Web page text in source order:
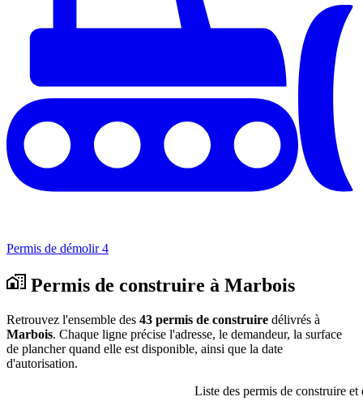
Permis de démolir 4
Permis de construire à Marbois
Retrouvez l'ensemble des 43 permis de construire délivrés à
Marbois. Chaque ligne précise l'adresse, le demandeur, la surface
de plancher quand elle est disponible, ainsi que la date
d'autorisation.
Liste des permis de construire